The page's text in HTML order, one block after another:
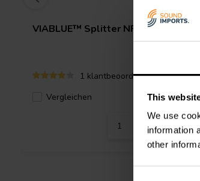
This
We use
information
other
VIABLUE™ Splitter NF-S1
1 klantbeoordelingen
Vergleichen
4 Auf Lager